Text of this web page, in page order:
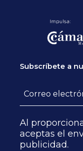
Subscríbete a
Correo
Al
aceptas el
publicidad.